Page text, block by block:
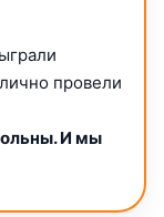
провели
И мы